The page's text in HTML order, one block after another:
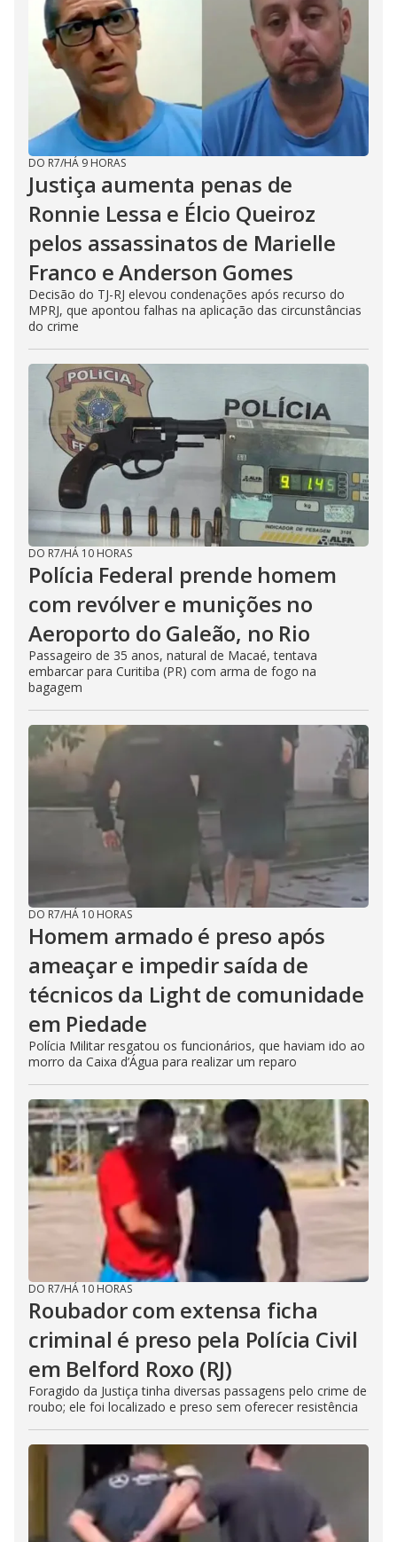
DO R7/HÁ 9 HORAS
Justiça aumenta penas de
Ronnie Lessa e Élcio Queiroz
pelos assassinatos de Marielle
Franco e Anderson Gomes
Decisão do TJ-RJ elevou condenações após recurso do
MPRJ, que apontou falhas na aplicação das circunstâncias
do crime
DO R7/HÁ 10 HORAS
Polícia Federal prende homem
com revólver e munições no
Aeroporto do Galeão, no Rio
Passageiro de 35 anos, natural de Macaé, tentava
embarcar para Curitiba (PR) com arma de fogo na
bagagem
DO R7/HÁ 10 HORAS
Homem armado é preso após
ameaçar e impedir saída de
técnicos da Light de comunidade
em Piedade
Polícia Militar resgatou os funcionários, que haviam ido ao
morro da Caixa d’Água para realizar um reparo
DO R7/HÁ 10 HORAS
Roubador com extensa ficha
criminal é preso pela Polícia Civil
em Belford Roxo (RJ)
Foragido da Justiça tinha diversas passagens pelo crime de
roubo; ele foi localizado e preso sem oferecer resistência